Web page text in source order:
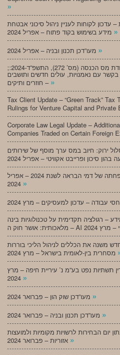
»
– עדכון לקוחות לעניין ניהול סיכוני אבטחת
»
»
;מעו”דכן מיסים – חוק לתיקון פקודת מס הכנסה (מס’ 272), התשפ”ד-2024:
בקשר עם נאמנויות, עולים חדשים ותושבים
חוזרים ותיקים – »
Tax Client Update – “Green Track” Tax
Rulings for Venture Capital and
Corporate Law Legal Update –
Companies Traded on Certain Foreign
ירוק: חיוב במס ערך מוסף של שירותים
מעו”דכן יחסי עבודה – הקפאה והפחתה של דמי הבראה לשנת 2024 – אפריל
»
– רגולציה תקדימית על טכנולוגיות בינה
משנה את הכללים לניהול הליכי בוררות
תשתיות נפט בע”מ נ’ עיריית חיפה – מרץ
»
»
»
יום הבחירות לרשויות מקומיות ולמועצות
»